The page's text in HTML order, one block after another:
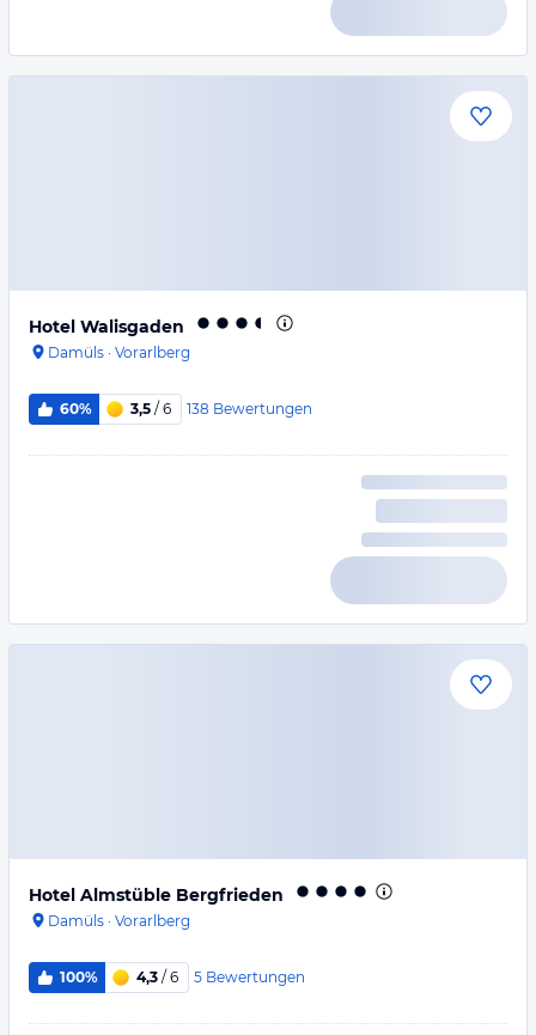
Hotel Walisgaden
Damüls · Vorarlberg
60% 3,5 / 6 138 Bewertungen
Hotel Almstüble Bergfrieden
Damüls · Vorarlberg
100% 4,3 / 6 5 Bewertungen